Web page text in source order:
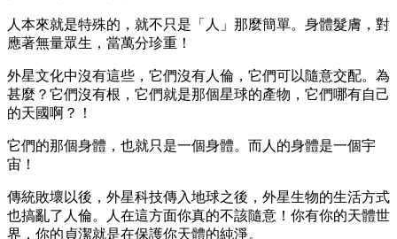
人本來就是特殊的，就不只是「人」那麼簡單。身體髮膚，對
應著無量眾生，當萬分珍重！
外星文化中沒有這些，它們沒有人倫，它們可以隨意交配。為
甚麼？它們沒有根，它們就是那個星球的產物，它們哪有自己
的天國啊？！
它們的那個身體，也就只是一個身體。而人的身體是一個宇
宙！
傳統敗壞以後，外星科技傳入地球之後，外星生物的生活方式
也搞亂了人倫。人在這方面你真的不該隨意！你有你的天體世
界，你的貞潔就是在保護你天體的純淨。